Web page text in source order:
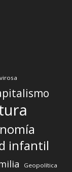
infantil
Geopolítica